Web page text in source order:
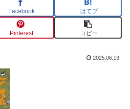
Facebook はてブ
Pinterest コピー
2025.06.13